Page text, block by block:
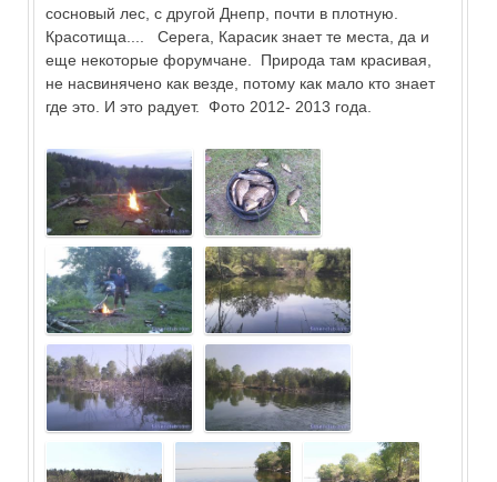
сосновый лес, с другой Днепр, почти в плотную.
Красотища.... Серега, Карасик знает те места, да и
еще некоторые форумчане. Природа там красивая,
не насвинячено как везде, потому как мало кто знает
где это. И это радует. Фото 2012- 2013 года.